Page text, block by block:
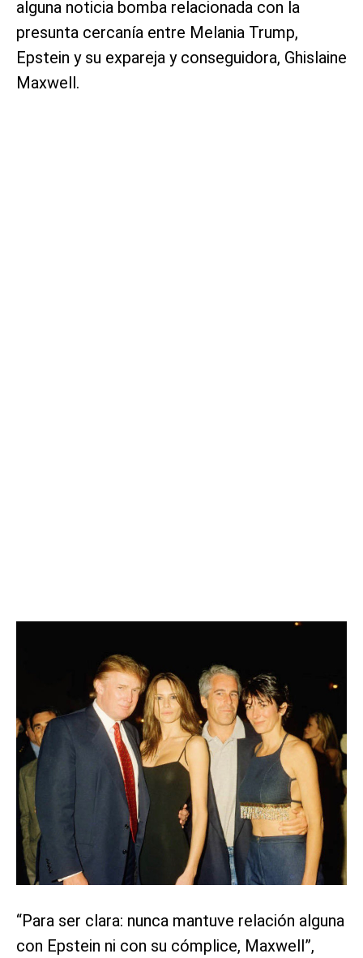
alguna noticia bomba relacionada con la
presunta cercanía entre Melania Trump,
Epstein y su expareja y conseguidora, Ghislaine
Maxwell.
“Para ser clara: nunca mantuve relación alguna
con Epstein ni con su cómplice, Maxwell”,